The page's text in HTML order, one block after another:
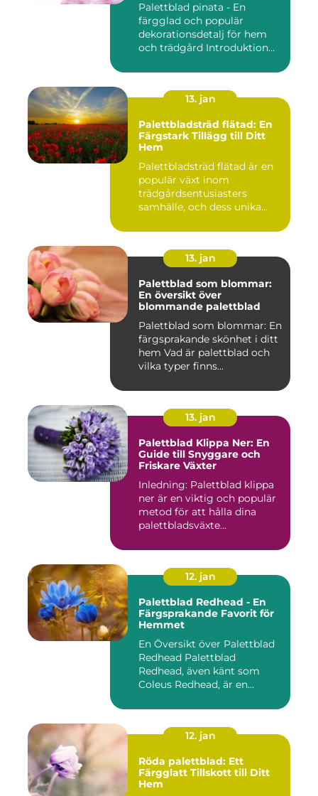
Palettblad pinata - En
färgglad och populär
dekorationsdetalj för hem
och trädgård Introduktion
13. jan
Palettbladsträd flätad: En
Färgstark Tillägg till Ditt
Hem
Palettbladsträd flätad är en
populär växt inom
trädgårdsentusiasters
samhälle, och dess unika
13. jan
Palettblad som blommar:
En översikt över
blommande palettblad
Palettblad som blommar: En
färgsprakande skönhet i ditt
hem Vad är palettblad och
vilka typer finns...
13. jan
Palettblad Klippa Ner: En
Guide till Snyggare och
Friskare Växter
Inledning: Palettblad klippa
ner är en viktig och populär
metod för att hålla dina
palettbladsväxte...
12. jan
Palettblad Redhead - En
Färgsprakande Favorit för
Hemmet
En Översikt över Palettblad
Redhead Palettblad
Redhead, även känt som
Coleus Redhead, är en
12. jan
Röda palettblad: Ett
Färgglatt Tillskott till Ditt
Hem